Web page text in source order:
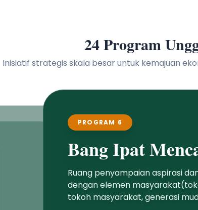
24 Program
Inisiatif strategis skala besar untuk kemajuan
PROGRAM 6
Bang Ipat
Ruang penyampaian aspirasi
dengan elemen
tokoh masyarakat, generasi